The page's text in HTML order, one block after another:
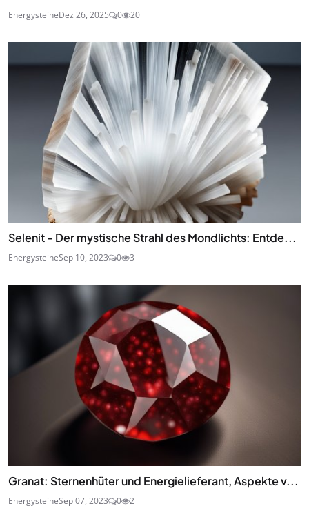
EnergysteineDez 26, 2025 0 20
Selenit - Der mystische Strahl des Mondlichts: Entde...
EnergysteineSep 10, 2023 0 3
Granat: Sternenhüter und Energielieferant, Aspekte v...
EnergysteineSep 07, 2023 0 2